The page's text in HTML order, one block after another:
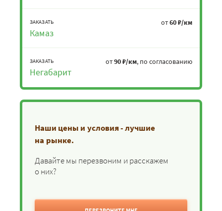
ЗАКАЗАТЬ
Камаз
от60 ₽/км
ЗАКАЗАТЬ
Негабарит
от90 ₽/км, по согласованию
Наши цены и условия - лучшие
на рынке.
Давайте мы перезвоним и расскажем
о них?